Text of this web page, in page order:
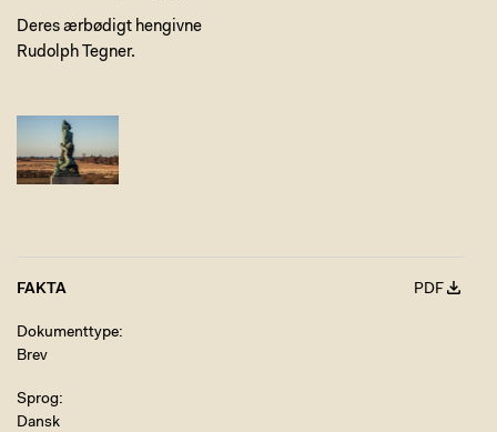
Deres ærbødigt hengivne
Rudolph Tegner.
FAKTA PDF
Dokumenttype
Brev
Sprog
Dansk